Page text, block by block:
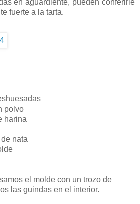
en aguardiente, pueden conferirle
fuerte a la tarta.
polvo
harina
nata
el molde con un trozo de
las guindas en el interior.